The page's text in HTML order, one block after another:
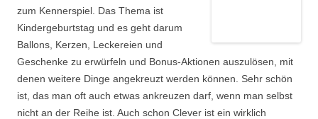
zum Kennerspiel. Das Thema ist
Kindergeburtstag und es geht darum
Ballons, Kerzen, Leckereien und
Geschenke zu erwürfeln und Bonus-Aktionen auszulösen, mit
denen weitere Dinge angekreuzt werden können. Sehr schön
ist, das man oft auch etwas ankreuzen darf, wenn man selbst
nicht an der Reihe ist. Auch schon Clever ist ein wirklich